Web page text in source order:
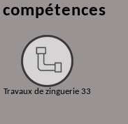
Travaux de zinguerie 33